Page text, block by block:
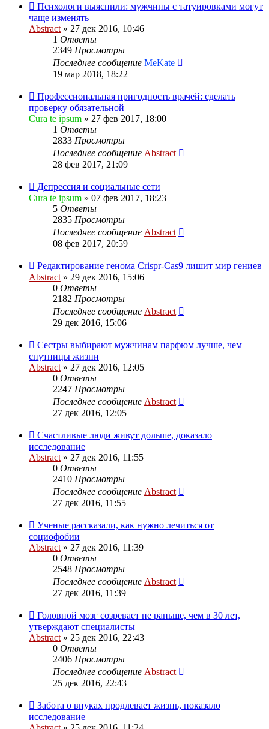
Психологи выяснили: мужчины с татуировками могут
чаще изменять
Abstract » 27 дек 2016, 10:46
1 Ответы
2349 Просмотры
Последнее сообщение MeKate
19 мар 2018, 18:22
Профессиональная пригодность врачей: сделать
проверку обязательной
Cura te ipsum » 27 фев 2017, 18:00
1 Ответы
2833 Просмотры
Последнее сообщение Abstract
28 фев 2017, 21:09
Депрессия и социальные сети
Cura te ipsum » 07 фев 2017, 18:23
5 Ответы
2835 Просмотры
Последнее сообщение Abstract
08 фев 2017, 20:59
Редактирование генома Crispr-Cas9 лишит мир гениев
Abstract » 29 дек 2016, 15:06
0 Ответы
2182 Просмотры
Последнее сообщение Abstract
29 дек 2016, 15:06
Сестры выбирают мужчинам парфюм лучше, чем
спутницы жизни
Abstract » 27 дек 2016, 12:05
0 Ответы
2247 Просмотры
Последнее сообщение Abstract
27 дек 2016, 12:05
Счастливые люди живут дольше, доказало
исследование
Abstract » 27 дек 2016, 11:55
0 Ответы
2410 Просмотры
Последнее сообщение Abstract
27 дек 2016, 11:55
Ученые рассказали, как нужно лечиться от
социофобии
Abstract » 27 дек 2016, 11:39
0 Ответы
2548 Просмотры
Последнее сообщение Abstract
27 дек 2016, 11:39
Головной мозг созревает не раньше, чем в 30 лет,
утверждают специалисты
Abstract » 25 дек 2016, 22:43
0 Ответы
2406 Просмотры
Последнее сообщение Abstract
25 дек 2016, 22:43
Забота о внуках продлевает жизнь, показало
исследование